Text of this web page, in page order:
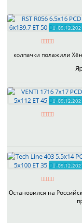
колпачки полажили
Остановился на